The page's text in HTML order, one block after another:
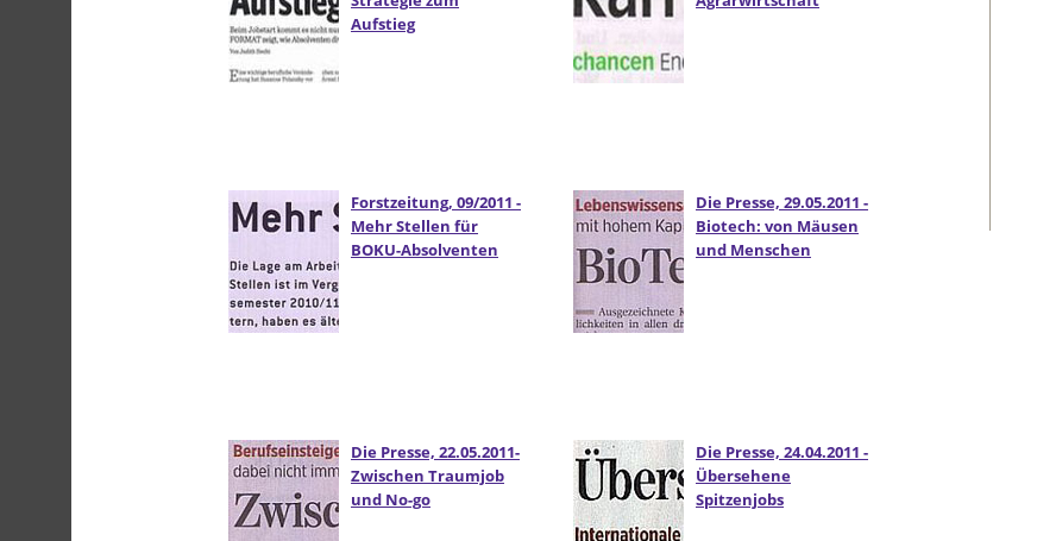
Aufstieg
Forstzeitung, 09/2011 -
Mehr Stellen für
BOKU-Absolventen
Die Presse, 29.05.2011 -
Biotech: von Mäusen
und Menschen
Die Presse, 22.05.2011-
Zwischen Traumjob
und No-go
Die Presse, 24.04.2011 -
Übersehene
Spitzenjobs